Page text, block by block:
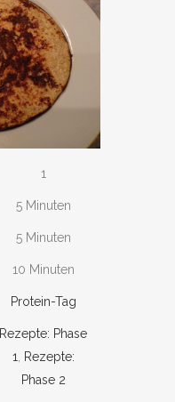
1
5 Minuten
5 Minuten
10 Minuten
Protein-Tag
Rezepte: Phase
1
Rezepte:
Phase 2